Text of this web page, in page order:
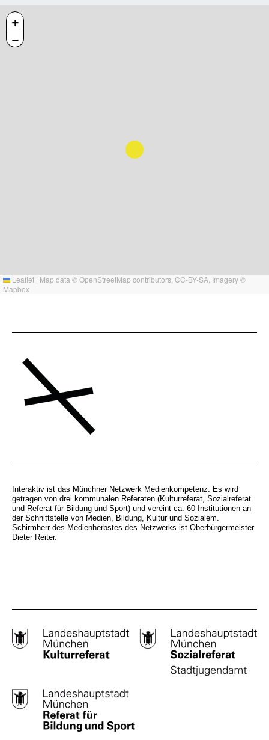
+
−
Leaflet | Map data ©OpenStreetMap contributors, CC-BY-SA , Imagery ©
Mapbox
Interaktiv ist das Münchner Netzwerk Medienkompetenz. Es wird
getragen von drei kommunalen Referaten (Kulturreferat, Sozialreferat
und Referat für Bildung und Sport) und vereint ca. 60 Institutionen an
der Schnittstelle von Medien, Bildung, Kultur und Sozialem.
Schirmherr des Medienherbstes des Netzwerks ist Oberbürgermeister
Dieter Reiter.